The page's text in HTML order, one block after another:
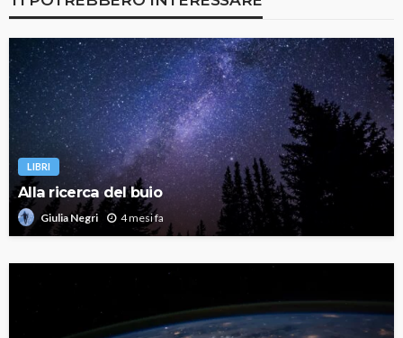
LIBRI
Alla ricerca del buio
Giulia Negri 4 mesi fa